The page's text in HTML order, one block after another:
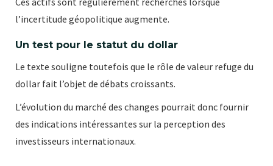
l’incertitude géopolitique augmente.
Un test pour le statut du dollar
Le texte souligne toutefois que le rôle de valeur refuge du
dollar fait l’objet de débats croissants.
L’évolution du marché des changes pourrait donc fournir
des indications intéressantes sur la perception des
investisseurs internationaux.